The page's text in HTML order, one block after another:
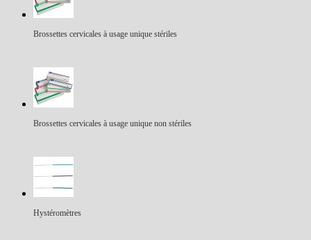
Brossettes cervicales à usage unique stériles
Brossettes cervicales à usage unique non stériles
Hystéromètres